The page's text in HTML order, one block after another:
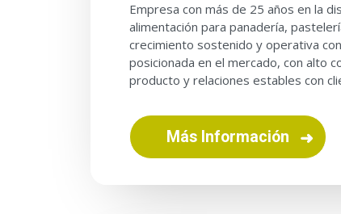
Empresa con más de 25 años en la
alimentación para panadería,
crecimiento sostenido y operativa
posicionada en el mercado, con alto
producto y relaciones estables con
Más Información